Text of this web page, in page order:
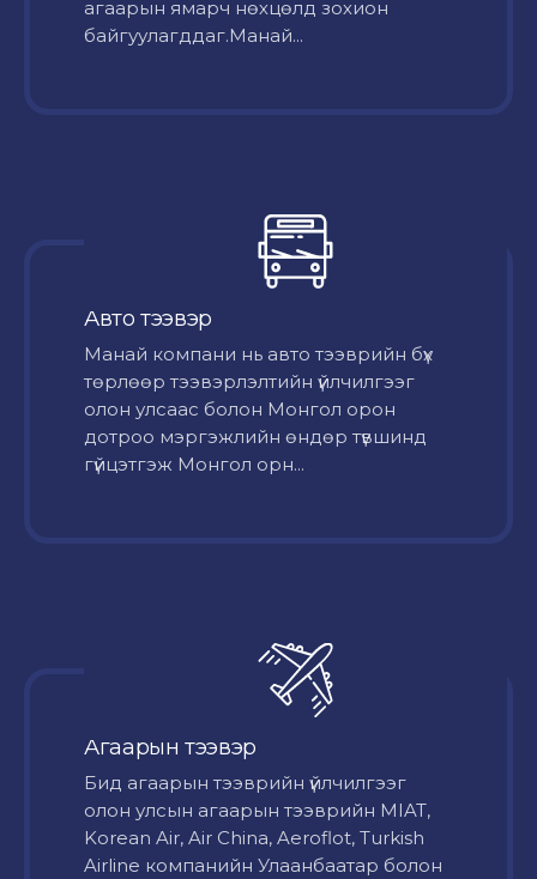
агаарын ямарч нөхцөлд зохион
байгуулагддаг.Манай...
Авто тээвэр
Mанай компани нь авто тээврийн бүх
төрлөөр тээвэрлэлтийн үйлчилгээг
олон улсаас болон Монгол орон
дотроо мэргэжлийн өндөр түвшинд
гүйцэтгэж Монгол орн...
Агаарын тээвэр
Бид агаарын тээврийн үйлчилгээг
олон улсын агаарын тээврийн MIAT,
Korean Air, Air China, Aeroflot, Turkish
Airline компанийн Улаанбаатар болон